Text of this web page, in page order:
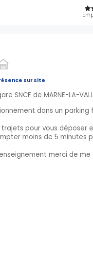
sur site
SNCF de MARNE-LA-
dans un parking
pour vous déposer et
moins de 5 minutes
merci de